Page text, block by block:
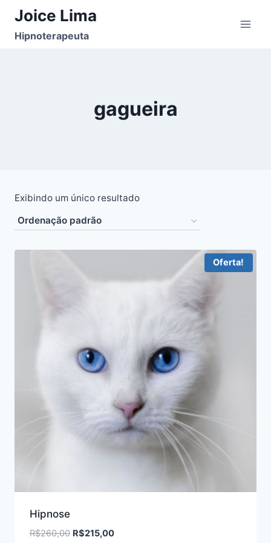
Pular
paraJoice Lima
Hipnoterapeuta
gagueira
Exibindo um único resultado
Oferta!
Hipnose
R$260,00 O
R$215,00O